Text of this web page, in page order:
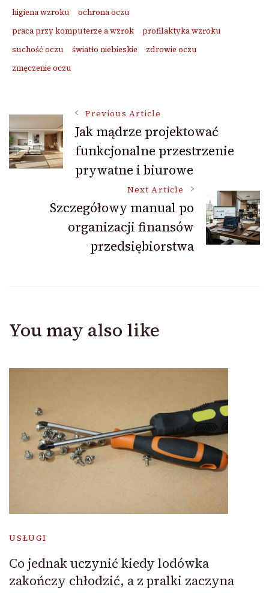
higiena wzroku
ochrona oczu
praca przy komputerze a wzrok
profilaktyka wzroku
suchość oczu
światło niebieskie
zdrowie oczu
zmęczenie oczu
Post
Navigation
Previous Article
Jak mądrze projektować
funkcjonalne przestrzenie
prywatne i biurowe
Next Article
Szczegółowy manual po
organizacji finansów
przedsiębiorstwa
You may also like
USŁUGI
Co jednak uczynić kiedy lodówka
zakończy chłodzić, a z pralki zaczyna